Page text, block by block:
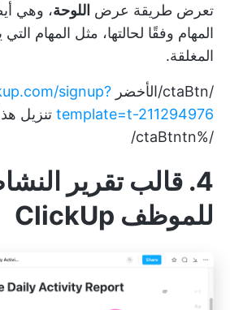
تعرض طريقة عرض اللوحة، وهي
المهام وفقًا لحالتها، مثل المهام
المغلقة.
/ctaBtn/الأخضر
signup?
template=t-211294976 تنزيل
/%ctaBtntn/
4. قالب تقرير
للموظف ClickUp